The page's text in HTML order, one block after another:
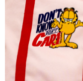
※ 交易是否成功請以「
是否繳費成功／繳費後需
客戶支援中心」https://
【注意事項】
１．透過由恩沛科技股份
易，需依本服務之必要範
權轉讓予恩沛科技股份有
２．關於個人資料處理事
付款後7-11取貨
每筆NT$60，滿
宅配
每筆NT$120，滿
海外宅配